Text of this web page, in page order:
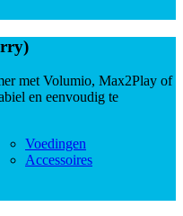
met Volumio, Max2Play of
en eenvoudig te
Voedingen
Accessoires